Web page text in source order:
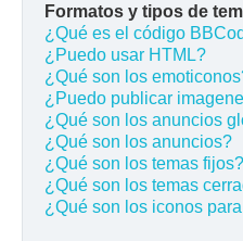
Formatos y tipos de
¿Qué es el código
¿Puedo usar HTML?
¿Qué son los
¿Puedo publicar
¿Qué son los anuncios
¿Qué son los anuncios?
¿Qué son los temas fijos?
¿Qué son los temas
¿Qué son los iconos